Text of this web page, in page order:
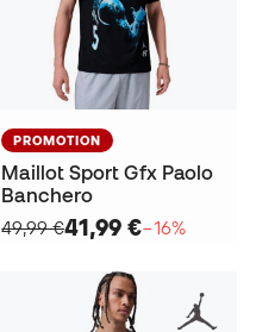
PROMOTION
Maillot Sport Gfx Paolo
Banchero
49,99 €41,99 €−16%